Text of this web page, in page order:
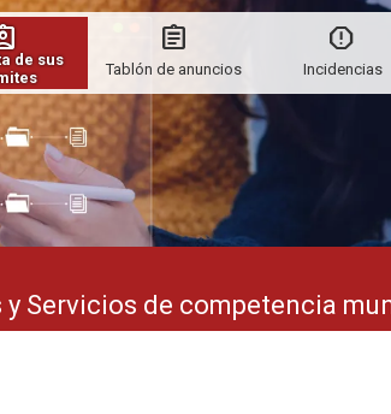
Servicios de competencia
de sus
Tablón de anuncios Incidencias